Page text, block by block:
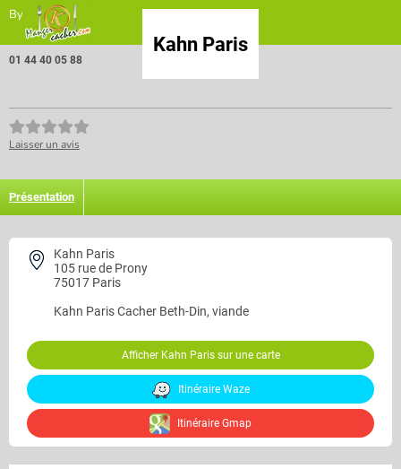
By
Kahn Paris
01 44 40 05 88
Laisser un avis
Présentation
Kahn Paris
105 rue de Prony
75017 Paris
Kahn ParisCacher Beth-Din, viande
Afficher Kahn Paris sur une carte
Itinéraire Waze
Itinéraire Gmap